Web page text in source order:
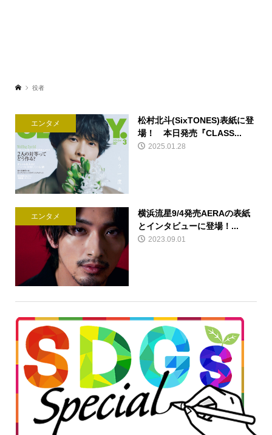
役者
エンタメ
松村北斗(SixTONES)表紙に登
場！ 本日発売『CLASS...
2025.01.28
エンタメ
横浜流星9/4発売AERAの表紙
とインタビューに登場！...
2023.09.01